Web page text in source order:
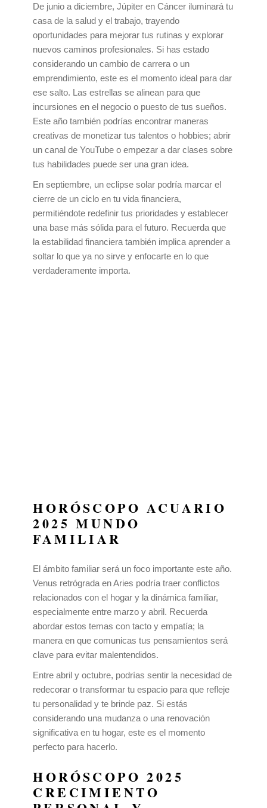
De junio a diciembre, Júpiter en Cáncer iluminará tu
casa de la salud y el trabajo, trayendo
oportunidades para mejorar tus rutinas y explorar
nuevos caminos profesionales. Si has estado
considerando un cambio de carrera o un
emprendimiento, este es el momento ideal para dar
ese salto. Las estrellas se alinean para que
incursiones en el negocio o puesto de tus sueños.
Este año también podrías encontrar maneras
creativas de monetizar tus talentos o hobbies; abrir
un canal de YouTube o empezar a dar clases sobre
tus habilidades puede ser una gran idea.
En septiembre, un eclipse solar podría marcar el
cierre de un ciclo en tu vida financiera,
permitiéndote redefinir tus prioridades y establecer
una base más sólida para el futuro. Recuerda que
la estabilidad financiera también implica aprender a
soltar lo que ya no sirve y enfocarte en lo que
verdaderamente importa.
HORÓSCOPO ACUARIO
2025 MUNDO
FAMILIAR
El ámbito familiar será un foco importante este año.
Venus retrógrada en Aries podría traer conflictos
relacionados con el hogar y la dinámica familiar,
especialmente entre marzo y abril. Recuerda
abordar estos temas con tacto y empatía; la
manera en que comunicas tus pensamientos será
clave para evitar malentendidos.
Entre abril y octubre, podrías sentir la necesidad de
redecorar o transformar tu espacio para que refleje
tu personalidad y te brinde paz. Si estás
considerando una mudanza o una renovación
significativa en tu hogar, este es el momento
perfecto para hacerlo.
HORÓSCOPO 2025
CRECIMIENTO